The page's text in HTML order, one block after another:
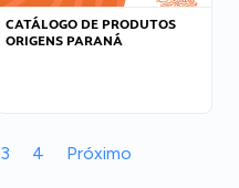
CATÁLOGO DE PRODUTOS
ORIGENS PARANÁ
3 4 Próximo